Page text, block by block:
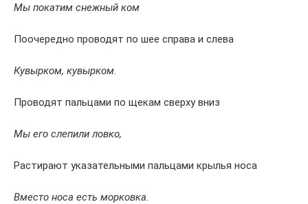
Мы покатим снежный ком
Поочередно проводят по шее справа и слева
Кувырком, кувырком.
Проводят пальцами по щекам сверху вниз
Мы его слепили ловко,
Растирают указательными пальцами крылья носа
Вместо носа есть морковка.